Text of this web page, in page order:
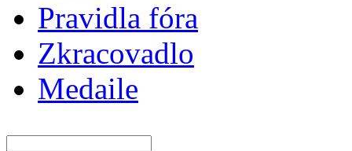
Pravidla fóra
Zkracovadlo
Medaile